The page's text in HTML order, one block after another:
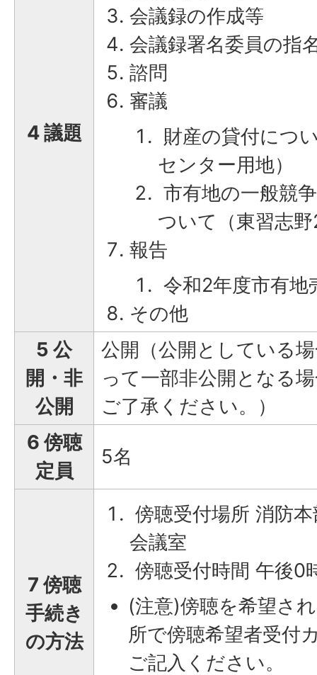
4 議題
会議録の作成等
会議録署名委員の指
諮問
審議
財産の貸付につ
センター用地）
市有地の一般競
ついて（東習志
報告
令和2年度市有
その他
5 公
開・非
公開
公開（公開としている
って一部非公開となる
ご了承ください。）
6 傍聴
定員
5名
7 傍聴
手続き
の方法
傍聴受付場所 消防
会議室
傍聴受付時間 午後0
(注意)傍聴を希望さ
所で傍聴希望者受付
ご記入ください。